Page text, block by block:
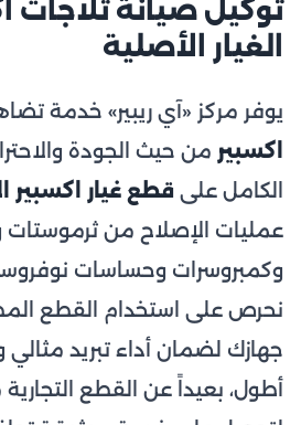
توكيل صيانة ثلاجات
الغيار الأصلية
يوفر مركز «آي ريبير» خدمة
اكسبير من حيث الجودة
الكامل على قطع غيار اكسبير
عمليات الإصلاح من ثرموستات
وكمبروسرات وحساسات
نحرص على استخدام القطع
جهازك لضمان أداء تبريد
أطول، بعيداً عن القطع